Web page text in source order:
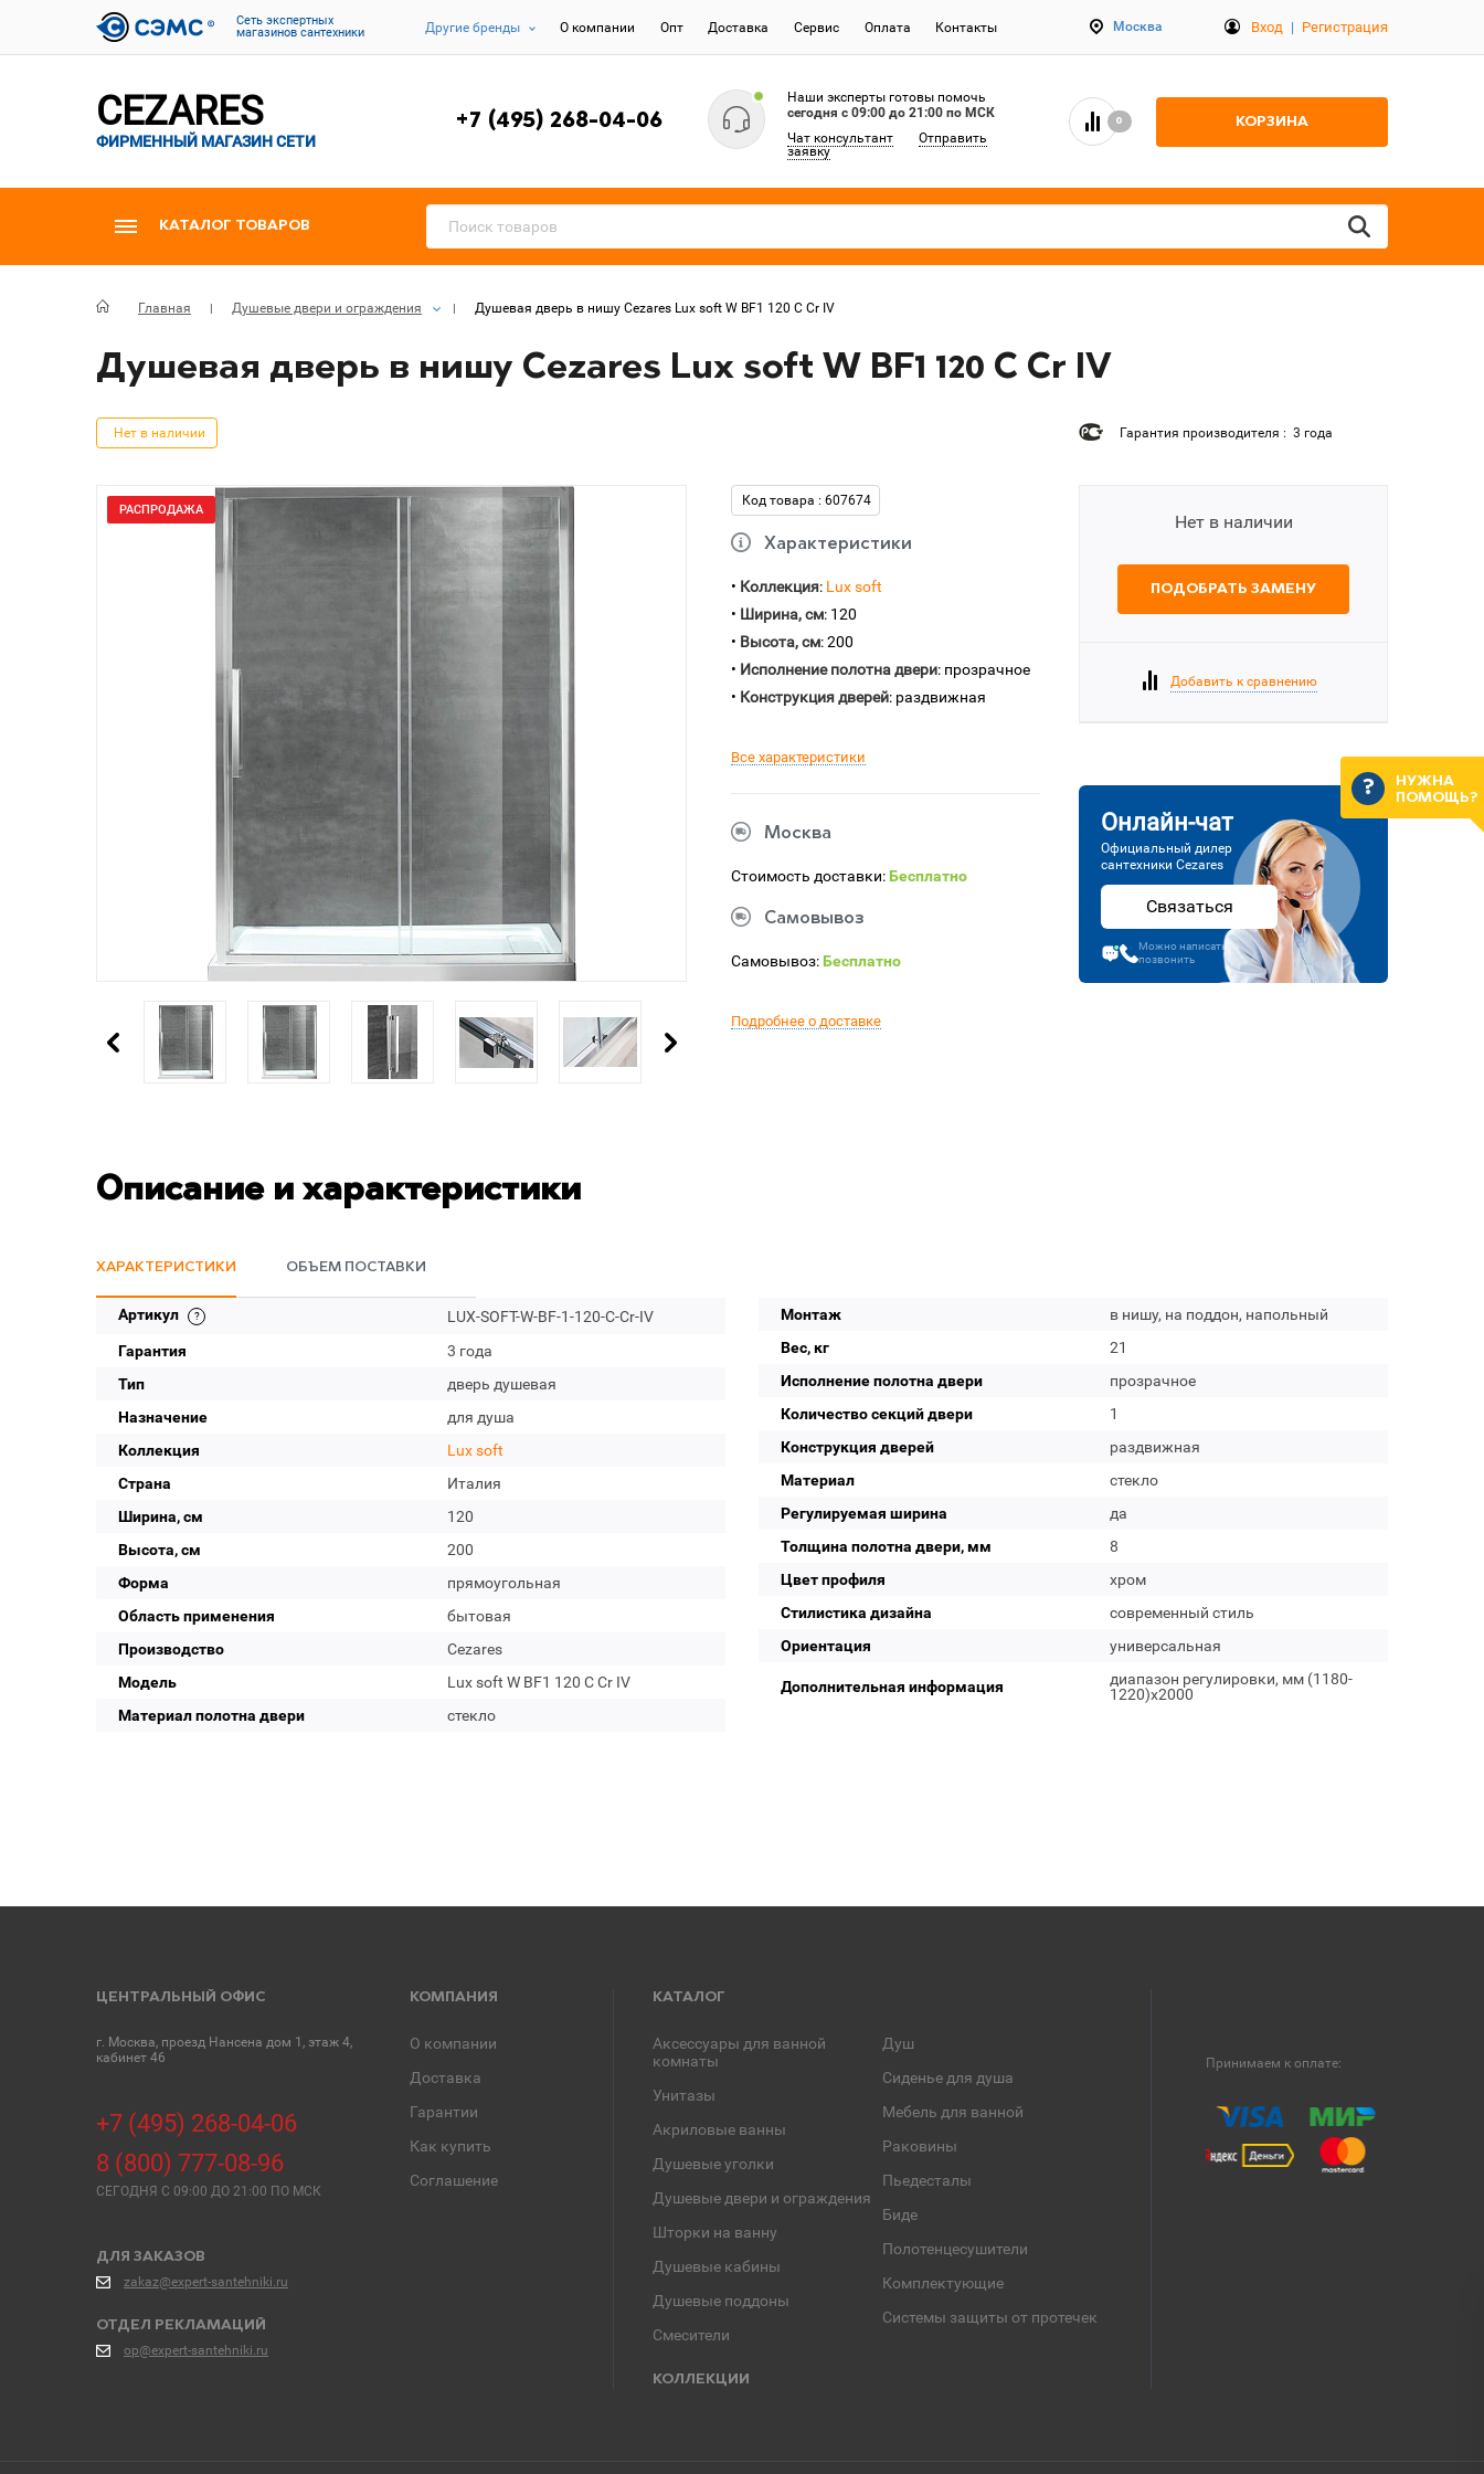
Cеть экспертных
магазинов сантехники
Другие бренды О компании Опт Доставка Сервис Оплата Контакты Москва Вход | Регистрация
CEZARES
ФИРМЕННЫЙ МАГАЗИН СЕТИ
+7 (495) 268-04-06
Наши эксперты готовы помочь
сегодня c 09:00 до 21:00 по МСК
Чат консультант
Отправить
заявку
0 КОРЗИНА
КАТАЛОГ ТОВАРОВ
Главная Душевые двери и ограждения Душевая дверь в нишу Cezares Lux soft W BF1 120 C Cr IV
Душевая дверь в нишу Cezares Lux soft W BF1 120 C Cr IV
Нет в наличии Гарантия производителя : 3 года
РАСПРОДАЖА
Код товара : 607674
Характеристики
• Коллекция: Lux soft
• Ширина, см: 120
• Высота, см: 200
• Исполнение полотна двери: прозрачное
• Конструкция дверей: раздвижная
Все характеристики
Москва
Стоимость доставки:Бесплатно
Самовывоз
Самовывоз:Бесплатно
Подробнее о доставке
Нет в наличии
ПОДОБРАТЬ ЗАМЕНУ
Добавить к сравнению
Онлайн-чат
Официальный дилер
сантехники Cezares
Связаться
Можно написать или
позвонить
Описание и характеристики
ХАРАКТЕРИСТИКИ ОБЪЕМ ПОСТАВКИ
Артикул
LUX-SOFT-W-BF-1-120-C-Cr-IV
Гарантия
3 года
Тип
дверь душевая
Назначение
для душа
Коллекция
Lux soft
Страна
Италия
Ширина, см
120
Высота, см
200
Форма
прямоугольная
Область применения
бытовая
Производство
Cezares
Модель
Lux soft W BF1 120 C Cr IV
Материал полотна двери
стекло
Монтаж
в нишу, на поддон, напольный
Вес, кг
21
Исполнение полотна двери
прозрачное
Количество секций двери
1
Конструкция дверей
раздвижная
Материал
стекло
Регулируемая ширина
да
Толщина полотна двери, мм
8
Цвет профиля
хром
Стилистика дизайна
современный стиль
Ориентация
универсальная
Дополнительная информация
диапазон регулировки, мм (1180-
1220)х2000
ЦЕНТРАЛЬНЫЙ ОФИС
г. Москва, проезд Нансена дом 1, этаж 4,
кабинет 46
+7 (495) 268-04-06
8 (800) 777-08-96
СЕГОДНЯ C 09:00 ДО 21:00 ПО МСК
ДЛЯ ЗАКАЗОВ
zakaz@expert-santehniki.ru
ОТДЕЛ РЕКЛАМАЦИЙ
op@expert-santehniki.ru
КОМПАНИЯ
О компании
Доставка
Гарантии
Как купить
Соглашение
КАТАЛОГ
Аксессуары для ванной
комнаты
Унитазы
Акриловые ванны
Душевые уголки
Душевые двери и ограждения
Шторки на ванну
Душевые кабины
Душевые поддоны
Смесители
Душ
Сиденье для душа
Мебель для ванной
Раковины
Пьедесталы
Биде
Полотенцесушители
Комплектующие
Системы защиты от протечек
КОЛЛЕКЦИИ
Принимаем к оплате:
НУЖНА
ПОМОЩЬ?